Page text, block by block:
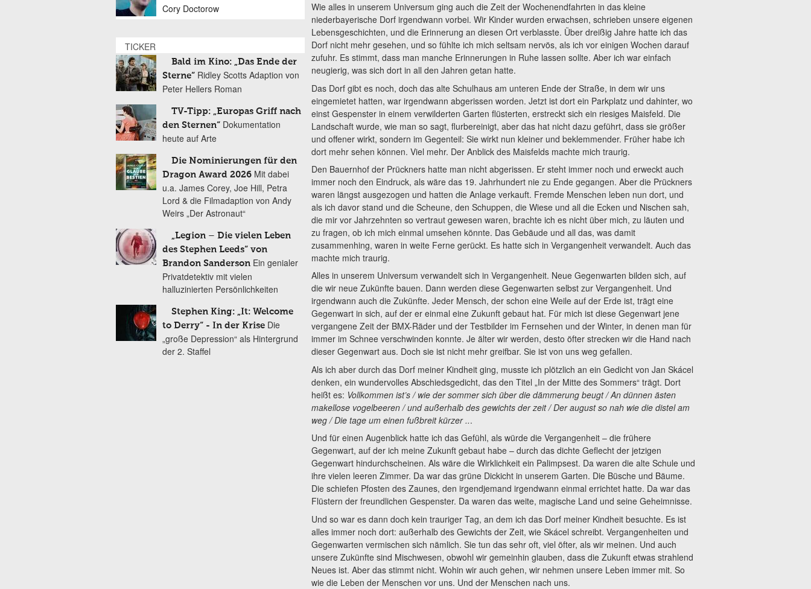
Wie alles in unserem Universum ging auch die Zeit der Wochenendfahrten in das kleine
niederbayerische Dorf irgendwann vorbei. Wir Kinder wurden erwachsen, schrieben unsere eigenen
Lebensgeschichten, und die Erinnerung an diesen Ort verblasste. Über dreißig Jahre hatte ich das
Dorf nicht mehr gesehen, und so fühlte ich mich seltsam nervös, als ich vor einigen Wochen darauf
zufuhr. Es stimmt, dass man manche Erinnerungen in Ruhe lassen sollte. Aber ich war einfach
neugierig, was sich dort in all den Jahren getan hatte.
Das Dorf gibt es noch, doch das alte Schulhaus am unteren Ende der Straße, in dem wir uns
eingemietet hatten, war irgendwann abgerissen worden. Jetzt ist dort ein Parkplatz und dahinter, wo
einst Gespenster in einem verwilderten Garten flüsterten, erstreckt sich ein riesiges Maisfeld. Die
Landschaft wurde, wie man so sagt, flurbereinigt, aber das hat nicht dazu geführt, dass sie größer
und offener wirkt, sondern im Gegenteil: Sie wirkt nun kleiner und beklemmender. Früher habe ich
dort mehr sehen können. Viel mehr. Der Anblick des Maisfelds machte mich traurig.
Den Bauernhof der Prückners hatte man nicht abgerissen. Er steht immer noch und erweckt auch
immer noch den Eindruck, als wäre das 19. Jahrhundert nie zu Ende gegangen. Aber die Prückners
waren längst ausgezogen und hatten die Anlage verkauft. Fremde Menschen leben nun dort, und
als ich davor stand und die Scheune, den Schuppen, die Wiese und all die Ecken und Nischen sah,
die mir vor Jahrzehnten so vertraut gewesen waren, brachte ich es nicht über mich, zu läuten und
zu fragen, ob ich mich einmal umsehen könnte. Das Gebäude und all das, was damit
zusammenhing, waren in weite Ferne gerückt. Es hatte sich in Vergangenheit verwandelt. Auch das
machte mich traurig.
Alles in unserem Universum verwandelt sich in Vergangenheit. Neue Gegenwarten bilden sich, auf
die wir neue Zukünfte bauen. Dann werden diese Gegenwarten selbst zur Vergangenheit. Und
irgendwann auch die Zukünfte. Jeder Mensch, der schon eine Weile auf der Erde ist, trägt eine
Gegenwart in sich, auf der er einmal eine Zukunft gebaut hat. Für mich ist diese Gegenwart jene
vergangene Zeit der BMX-Räder und der Testbilder im Fernsehen und der Winter, in denen man für
immer im Schnee verschwinden konnte. Je älter wir werden, desto öfter strecken wir die Hand nach
dieser Gegenwart aus. Doch sie ist nicht mehr greifbar. Sie ist von uns weg gefallen.
Als ich aber durch das Dorf meiner Kindheit ging, musste ich plötzlich an ein Gedicht von Jan Skácel
denken, ein wundervolles Abschiedsgedicht, das den Titel „In der Mitte des Sommers“ trägt. Dort
heißt es: Vollkommen ist’s / wie der sommer sich über die dämmerung beugt / An dünnen ästen
makellose vogelbeeren / und außerhalb des gewichts der zeit / Der august so nah wie die distel am
weg / Die tage um einen fußbreit kürzer ...
Und für einen Augenblick hatte ich das Gefühl, als würde die Vergangenheit – die frühere
Gegenwart, auf der ich meine Zukunft gebaut habe – durch das dichte Geflecht der jetzigen
Gegenwart hindurchscheinen. Als wäre die Wirklichkeit ein Palimpsest. Da waren die alte Schule und
ihre vielen leeren Zimmer. Da war das grüne Dickicht in unserem Garten. Die Büsche und Bäume.
Die schiefen Pfosten des Zaunes, den irgendjemand irgendwann einmal errichtet hatte. Da war das
Flüstern der freundlichen Gespenster. Da waren das weite, magische Land und seine Geheimnisse.
Und so war es dann doch kein trauriger Tag, an dem ich das Dorf meiner Kindheit besuchte. Es ist
alles immer noch dort: außerhalb des Gewichts der Zeit, wie Skácel schreibt. Vergangenheiten und
Gegenwarten vermischen sich nämlich. Sie tun das sehr oft, viel öfter, als wir meinen. Und auch
unsere Zukünfte sind Mischwesen, obwohl wir gemeinhin glauben, dass die Zukunft etwas strahlend
Neues ist. Aber das stimmt nicht. Wohin wir auch gehen, wir nehmen unsere Leben immer mit. So
wie die Leben der Menschen vor uns. Und der Menschen nach uns.
Cory Doctorow
TICKER
Bald im Kino: „Das Ende der
Sterne“ Ridley Scotts Adaption von
Peter Hellers Roman
TV-Tipp: „Europas Griff nach
den Sternen“ Dokumentation
heute auf Arte
Die Nominierungen für den
Dragon Award 2026 Mit dabei
u.a. James Corey, Joe Hill, Petra
Lord & die Filmadaption von Andy
Weirs „Der Astronaut“
„Legion – Die vielen Leben
des Stephen Leeds“ von
Brandon Sanderson Ein genialer
Privatdetektiv mit vielen
halluzinierten Persönlichkeiten
Stephen King: „It: Welcome
to Derry“ - In der Krise Die
„große Depression“ als Hintergrund
der 2. Staffel